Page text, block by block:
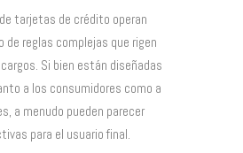
tarjetas de crédito operan
de reglas complejas que rigen
Si bien están diseñadas
a los consumidores como a
a menudo pueden parecer
para el usuario final.